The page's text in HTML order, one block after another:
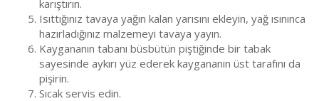
karıştırın.
Isıttığınız tavaya yağın kalan yarısını ekleyin, yağ ısınınca
hazırladığınız malzemeyi tavaya yayın.
Kaygananın tabanı büsbütün piştiğinde bir tabak
sayesinde aykırı yüz ederek kaygananın üst tarafını da
pişirin.
Sıcak servis edin.